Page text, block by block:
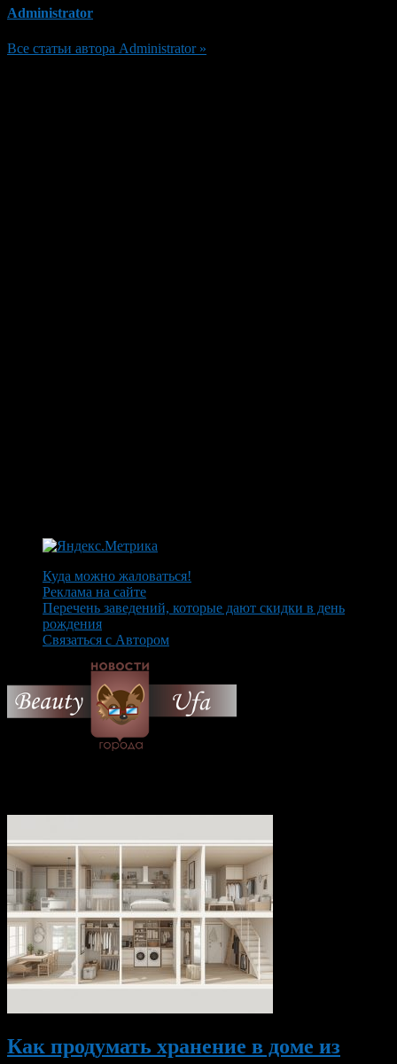
Administrator
Все статьи автора Administrator »
Куда можно жаловаться!
Реклама на сайте
Перечень заведений, которые дают скидки в день
рождения
Связаться с Автором
Как продумать хранение в доме из